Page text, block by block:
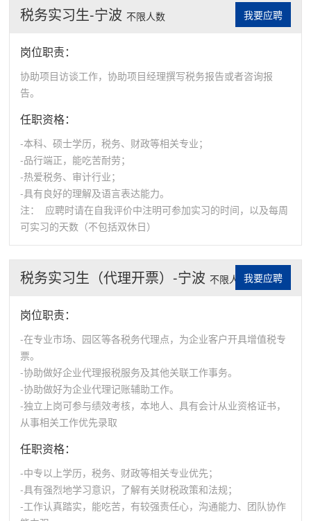
税务实习生-宁波 不限人数 我要应聘
岗位职责：
协助项目访谈工作，协助项目经理撰写税务报告或者咨询报
告。
任职资格：
-本科、硕士学历，税务、财政等相关专业；
-品行端正，能吃苦耐劳；
-热爱税务、审计行业；
-具有良好的理解及语言表达能力。
注： 应聘时请在自我评价中注明可参加实习的时间，以及每周
可实习的天数（不包括双休日）
税务实习生（代理开票）-宁波 不限人数我要应聘
岗位职责：
-在专业市场、园区等各税务代理点，为企业客户开具增值税专
票。
-协助做好企业代理报税服务及其他关联工作事务。
-协助做好为企业代理记账辅助工作。
-独立上岗可参与绩效考核，本地人、具有会计从业资格证书，
从事相关工作优先录取
任职资格：
-中专以上学历，税务、财政等相关专业优先；
-具有强烈地学习意识，了解有关财税政策和法规；
-工作认真踏实，能吃苦，有较强责任心，沟通能力、团队协作